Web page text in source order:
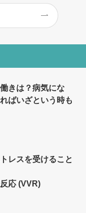
きは？病気にな
ばいざという時も
レスを受けること
応 (VVR)